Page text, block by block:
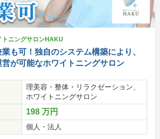
トニングサロンHAKU
も可！独自のシステム構築により、
営が可能なホワイトニングサロン
理美容・整体・リラクゼーション、
ホワイトニングサロン
198 万円
個人・法人